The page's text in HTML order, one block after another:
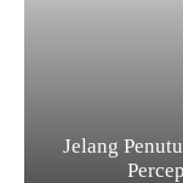
Jelang